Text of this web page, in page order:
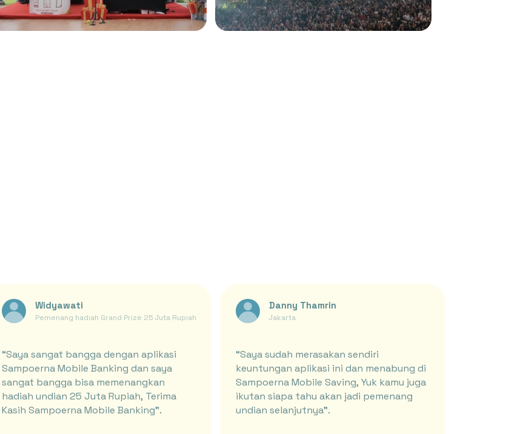
Widyawati
Pemenang hadiah Grand Prize 25 Juta Rupiah Periode Januari-Maret 2022
“Saya sangat bangga dengan aplikasi
Sampoerna Mobile Banking dan saya
sangat bangga bisa memenangkan
hadiah undian 25 Juta Rupiah, Terima
Kasih Sampoerna Mobile Banking”.
Danny Thamrin
Jakarta
“Saya sudah merasakan sendiri
keuntungan aplikasi ini dan menabung di
Sampoerna Mobile Saving, Yuk kamu juga
ikutan siapa tahu akan jadi pemenang
undian selanjutnya”.